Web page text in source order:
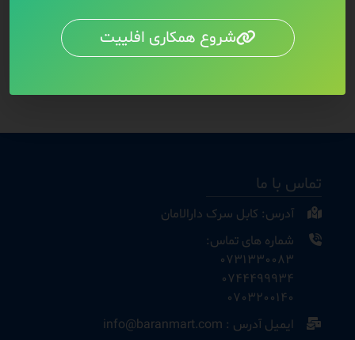
شروع همکاری افلییت
تماس با ما
آدرس: کابل سرک دارالامان
شماره های تماس:
0731330083
0744499934
0703200140
ایمیل آدرس : info@baranmart.com